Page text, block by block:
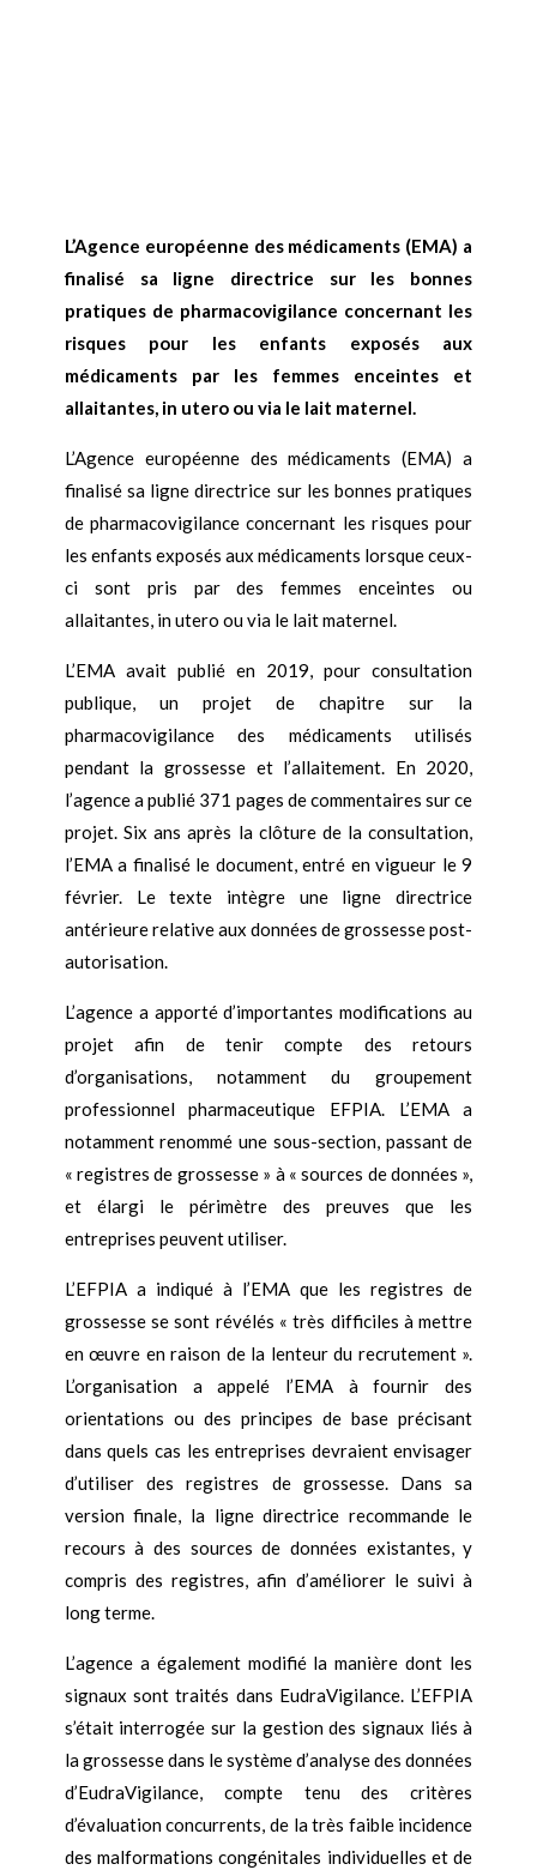
L’Agence européenne des médicaments (EMA) a
finalisé sa ligne directrice sur les bonnes
pratiques de pharmacovigilance concernant les
risques pour les enfants exposés aux
médicaments par les femmes enceintes et
allaitantes, in utero ou via le lait maternel.
L’Agence européenne des médicaments (EMA) a
finalisé sa ligne directrice sur les bonnes pratiques
de pharmacovigilance concernant les risques pour
les enfants exposés aux médicaments lorsque ceux-
ci sont pris par des femmes enceintes ou
allaitantes, in utero ou via le lait maternel.
L’EMA avait publié en 2019, pour consultation
publique, un projet de chapitre sur la
pharmacovigilance des médicaments utilisés
pendant la grossesse et l’allaitement. En 2020,
l’agence a publié 371 pages de commentaires sur ce
projet. Six ans après la clôture de la consultation,
l’EMA a finalisé le document, entré en vigueur le 9
février. Le texte intègre une ligne directrice
antérieure relative aux données de grossesse post-
autorisation.
L’agence a apporté d’importantes modifications au
projet afin de tenir compte des retours
d’organisations, notamment du groupement
professionnel pharmaceutique EFPIA. L’EMA a
notamment renommé une sous-section, passant de
« registres de grossesse » à « sources de données »,
et élargi le périmètre des preuves que les
entreprises peuvent utiliser.
L’EFPIA a indiqué à l’EMA que les registres de
grossesse se sont révélés « très difficiles à mettre
en œuvre en raison de la lenteur du recrutement ».
L’organisation a appelé l’EMA à fournir des
orientations ou des principes de base précisant
dans quels cas les entreprises devraient envisager
d’utiliser des registres de grossesse. Dans sa
version finale, la ligne directrice recommande le
recours à des sources de données existantes, y
compris des registres, afin d’améliorer le suivi à
long terme.
L’agence a également modifié la manière dont les
signaux sont traités dans EudraVigilance. L’EFPIA
s’était interrogée sur la gestion des signaux liés à
la grossesse dans le système d’analyse des données
d’EudraVigilance, compte tenu des critères
d’évaluation concurrents, de la très faible incidence
des malformations congénitales individuelles et de